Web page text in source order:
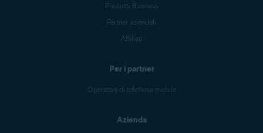
Prodotti Business
Partner aziendali
Affiliati
Per i partner
Operatori di telefonia mobile
Azienda